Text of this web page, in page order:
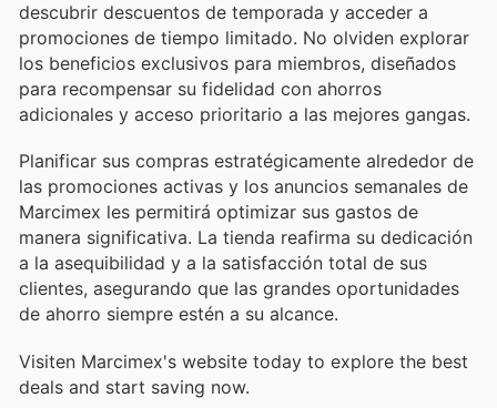
descubrir descuentos de temporada y acceder a
promociones de tiempo limitado. No olviden explorar
los beneficios exclusivos para miembros, diseñados
para recompensar su fidelidad con ahorros
adicionales y acceso prioritario a las mejores gangas.
Planificar sus compras estratégicamente alrededor de
las promociones activas y los anuncios semanales de
Marcimex les permitirá optimizar sus gastos de
manera significativa. La tienda reafirma su dedicación
a la asequibilidad y a la satisfacción total de sus
clientes, asegurando que las grandes oportunidades
de ahorro siempre estén a su alcance.
Visiten Marcimex's website today to explore the best
deals and start saving now.